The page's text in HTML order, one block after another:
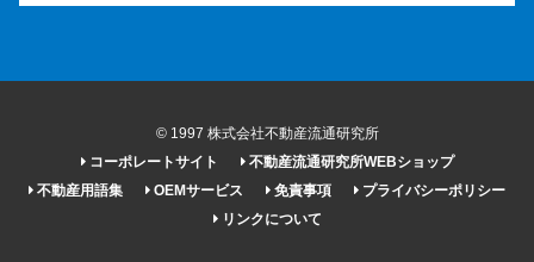
© 1997 株式会社不動産流通研究所
コーポレートサイト
不動産流通研究所WEBショップ
不動産用語集
OEMサービス 免責事項
プライバシーポリシー
リンクについて